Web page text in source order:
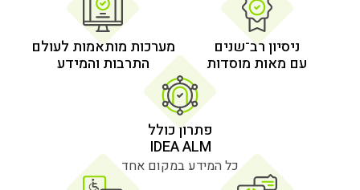
מוסדות
מערכות מותאמות לעולם
התרבות והמידע
כל המידע במקום אחד